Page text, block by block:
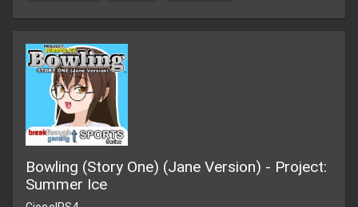
Bowling (Story One) (Jane Version) - Project:
Summer Ice